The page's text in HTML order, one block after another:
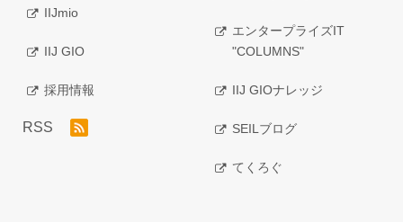
IIJmio
IIJ GIO
採用情報
RSS
エンタープライズIT
"COLUMNS"
IIJ GIOナレッジ
SEILブログ
てくろぐ